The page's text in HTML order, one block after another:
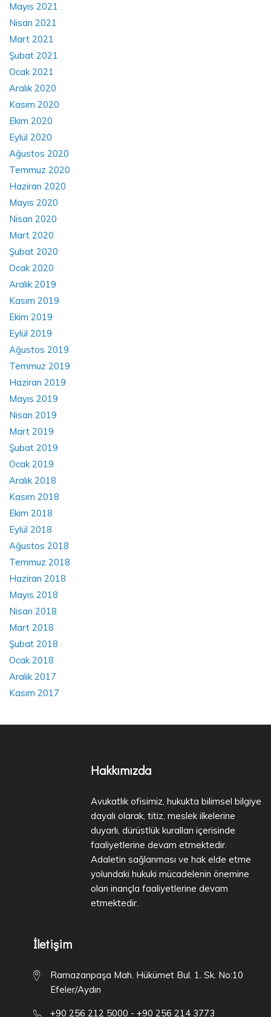
Mayıs 2021
Nisan 2021
Mart 2021
Şubat 2021
Ocak 2021
Aralık 2020
Kasım 2020
Ekim 2020
Eylül 2020
Ağustos 2020
Temmuz 2020
Haziran 2020
Mayıs 2020
Nisan 2020
Mart 2020
Şubat 2020
Ocak 2020
Aralık 2019
Kasım 2019
Ekim 2019
Eylül 2019
Ağustos 2019
Temmuz 2019
Haziran 2019
Mayıs 2019
Nisan 2019
Mart 2019
Şubat 2019
Ocak 2019
Aralık 2018
Kasım 2018
Ekim 2018
Eylül 2018
Ağustos 2018
Temmuz 2018
Haziran 2018
Mayıs 2018
Nisan 2018
Mart 2018
Şubat 2018
Ocak 2018
Aralık 2017
Kasım 2017
Hakkımızda
Avukatlık ofisimiz, hukukta bilimsel bilgiye
dayalı olarak, titiz, meslek ilkelerine
duyarlı, dürüstlük kuralları içerisinde
faaliyetlerine devam etmektedir.
Adaletin sağlanması ve hak elde etme
yolundaki hukuki mücadelenin önemine
olan inançla faaliyetlerine devam
etmektedir.
İletişim
Ramazanpaşa Mah. Hükümet Bul. 1. Sk. No:10
Efeler/Aydın
+90 256 212 5000 - +90 256 214 3773